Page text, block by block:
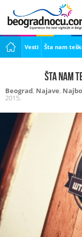
Vesti Šta nam
Šta nam
Beograd, Najave,
2015.